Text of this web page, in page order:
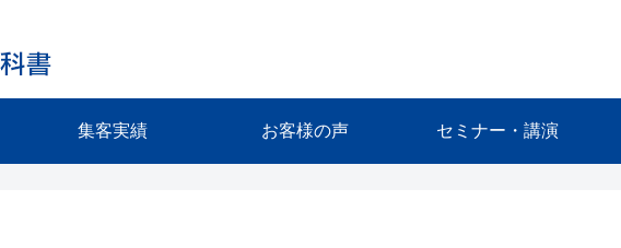
集客実績 お客様の声 セミナー・講演